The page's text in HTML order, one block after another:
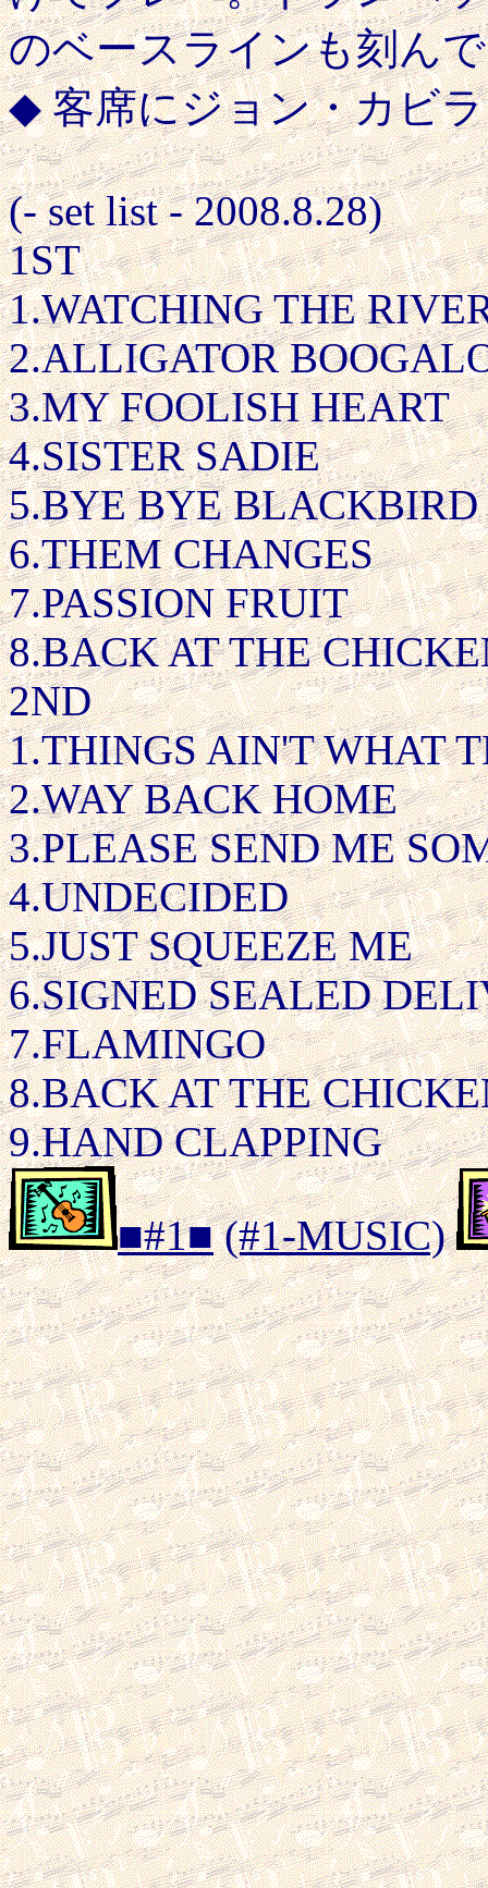
のベースラインも刻ん
◆ 客席にジョン・カビ
(- set list - 2008.8.28)
1ST
1.WATCHING THE
2.ALLIGATOR
3.MY FOOLISH HEART
4.SISTER SADIE
5.BYE BYE BLACKBIRD
6.THEM CHANGES
7.PASSION FRUIT
8.BACK AT THE
2ND
1.THINGS AIN'T WHAT
2.WAY BACK HOME
3.PLEASE SEND ME
4.UNDECIDED
5.JUST SQUEEZE ME
6.SIGNED SEALED
7.FLAMINGO
8.BACK AT THE
9.HAND CLAPPING
■#1■ (#1-MUSIC)